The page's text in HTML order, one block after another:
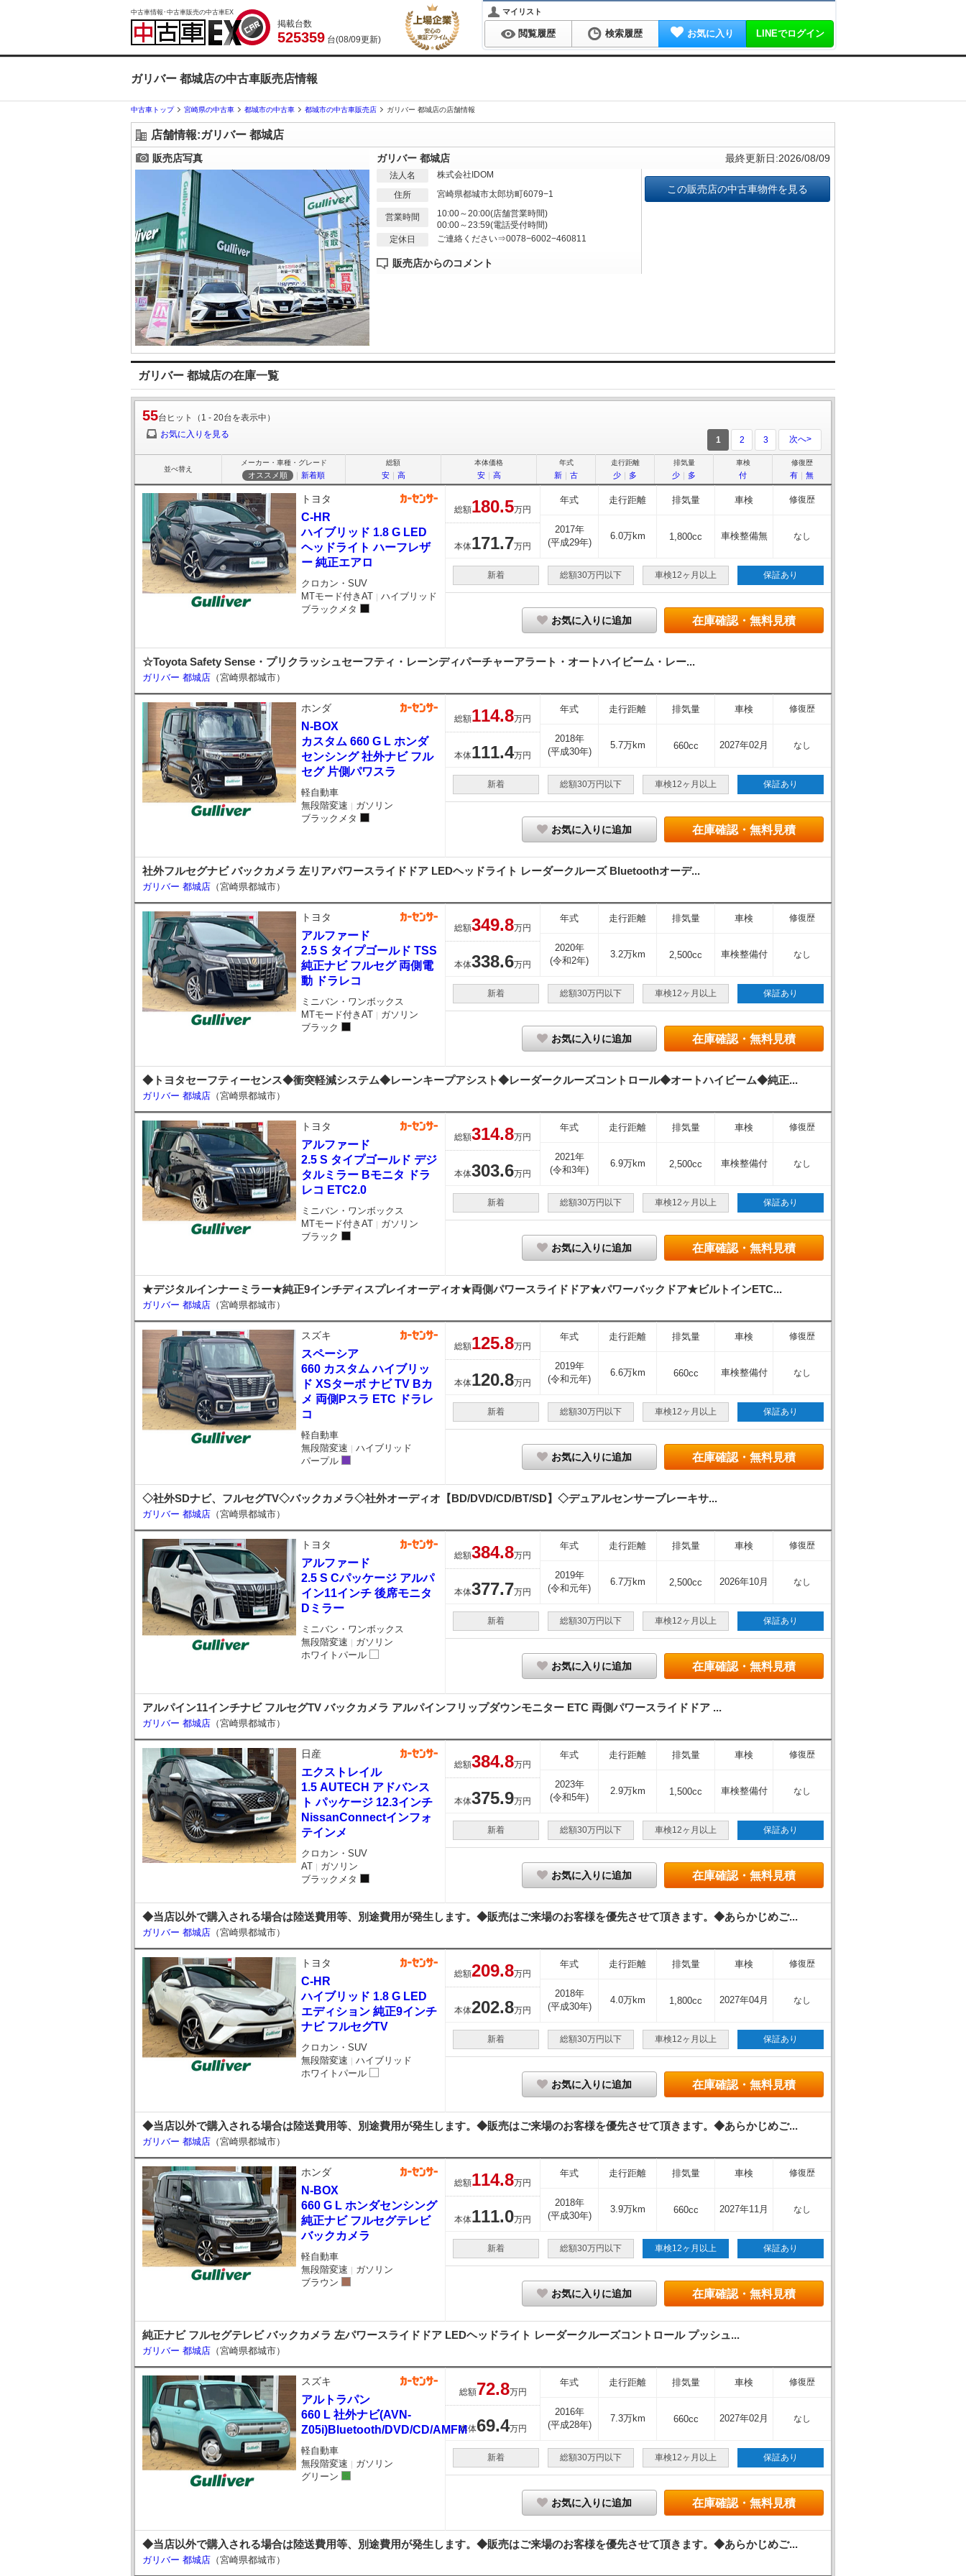
中古車情報･中古車販売の中古車EX
掲載台数
525359 台(08/09更新)
マイリスト
閲覧履歴 検索履歴 お気に入り LINEでログイン
ガリバー 都城店の中古車販売店情報
中古車トップ 宮崎県の中古車 都城市の中古車 都城市の中古車販売店 ガリバー 都城店の店舗情報
店舗情報:ガリバー 都城店
販売店写真 ガリバー 都城店
法人名
株式会社IDOM
住所
宮崎県都城市太郎坊町6079−1
営業時間
10:00～20:00(店舗営業時間)
00:00～23:59(電話受付時間)
定休日
ご連絡ください⇒0078−6002−460811
販売店からのコメント
最終更新日:2026/08/09
この販売店の中古車物件を見る
ガリバー 都城店の在庫一覧
55台ヒット（1 - 20台を表示中）
お気に入りを見る
1 2 3 次へ>
並べ替え
メーカー・車種・グレード
オススメ順 ｜ 新着順
総額
安｜ 高
本体価格
安｜ 高
年式
新 ｜ 古
走行距離
少 ｜ 多
排気量
少 ｜ 多
車検
付
修復歴
有 ｜ 無
トヨタ
C-HR
ハイブリッド 1.8 G LED
ヘッドライト ハーフレザ
ー 純正エアロ
クロカン・SUV
MTモード付きAT ｜ ハイブリッド
ブラックメタ
総額180.5万円
本体171.7万円
年式 走行距離 排気量 車検 修復歴
2017年
(平成29年)
6.0万km 1,800cc 車検整備無 なし
新着 総額30万円以下 車検12ヶ月以上 保証あり
在庫確認・無料見積
お気に入りに追加
☆Toyota Safety Sense・プリクラッシュセーフティ・レーンディパーチャーアラート・オートハイビーム・レー...
ガリバー 都城店 （宮崎県都城市）
ホンダ
N-BOX
カスタム 660 G L ホンダ
センシング 社外ナビ フル
セグ 片側パワスラ
軽自動車
無段階変速 ｜ ガソリン
ブラックメタ
総額114.8万円
本体111.4万円
年式 走行距離 排気量 車検 修復歴
2018年
(平成30年)
5.7万km 660cc 2027年02月 なし
新着 総額30万円以下 車検12ヶ月以上 保証あり
在庫確認・無料見積
お気に入りに追加
社外フルセグナビ バックカメラ 左リアパワースライドドア LEDヘッドライト レーダークルーズ Bluetoothオーデ...
ガリバー 都城店 （宮崎県都城市）
トヨタ
アルファード
2.5 S タイプゴールド TSS
純正ナビ フルセグ 両側電
動 ドラレコ
ミニバン・ワンボックス
MTモード付きAT ｜ ガソリン
ブラック
総額349.8万円
本体338.6万円
年式 走行距離 排気量 車検 修復歴
2020年
(令和2年)
3.2万km 2,500cc 車検整備付 なし
新着 総額30万円以下 車検12ヶ月以上 保証あり
在庫確認・無料見積
お気に入りに追加
◆トヨタセーフティーセンス◆衝突軽減システム◆レーンキープアシスト◆レーダークルーズコントロール◆オートハイビーム◆純正...
ガリバー 都城店 （宮崎県都城市）
トヨタ
アルファード
2.5 S タイプゴールド デジ
タルミラー Bモニタ ドラ
レコ ETC2.0
ミニバン・ワンボックス
MTモード付きAT ｜ ガソリン
ブラック
総額314.8万円
本体303.6万円
年式 走行距離 排気量 車検 修復歴
2021年
(令和3年)
6.9万km 2,500cc 車検整備付 なし
新着 総額30万円以下 車検12ヶ月以上 保証あり
在庫確認・無料見積
お気に入りに追加
★デジタルインナーミラー★純正9インチディスプレイオーディオ★両側パワースライドドア★パワーバックドア★ビルトインETC...
ガリバー 都城店 （宮崎県都城市）
スズキ
スペーシア
660 カスタム ハイブリッ
ド XSターボ ナビ TV Bカ
メ 両側Pスラ ETC ドラレ
コ
軽自動車
無段階変速 ｜ ハイブリッド
パープル
総額125.8万円
本体120.8万円
年式 走行距離 排気量 車検 修復歴
2019年
(令和元年)
6.6万km 660cc 車検整備付 なし
新着 総額30万円以下 車検12ヶ月以上 保証あり
在庫確認・無料見積
お気に入りに追加
◇社外SDナビ、フルセグTV◇バックカメラ◇社外オーディオ【BD/DVD/CD/BT/SD】◇デュアルセンサーブレーキサ...
ガリバー 都城店 （宮崎県都城市）
トヨタ
アルファード
2.5 S Cパッケージ アルパ
イン11インチ 後席モニタ
Dミラー
ミニバン・ワンボックス
無段階変速 ｜ ガソリン
ホワイトパール
総額384.8万円
本体377.7万円
年式 走行距離 排気量 車検 修復歴
2019年
(令和元年)
6.7万km 2,500cc 2026年10月 なし
新着 総額30万円以下 車検12ヶ月以上 保証あり
在庫確認・無料見積
お気に入りに追加
アルパイン11インチナビ フルセグTV バックカメラ アルパインフリップダウンモニター ETC 両側パワースライドドア ...
ガリバー 都城店 （宮崎県都城市）
日産
エクストレイル
1.5 AUTECH アドバンス
ト パッケージ 12.3インチ
NissanConnectインフォ
テインメ
クロカン・SUV
AT ｜ ガソリン
ブラックメタ
総額384.8万円
本体375.9万円
年式 走行距離 排気量 車検 修復歴
2023年
(令和5年)
2.9万km 1,500cc 車検整備付 なし
新着 総額30万円以下 車検12ヶ月以上 保証あり
在庫確認・無料見積
お気に入りに追加
◆当店以外で購入される場合は陸送費用等、別途費用が発生します。◆販売はご来場のお客様を優先させて頂きます。◆あらかじめご...
ガリバー 都城店 （宮崎県都城市）
トヨタ
C-HR
ハイブリッド 1.8 G LED
エディション 純正9インチ
ナビ フルセグTV
クロカン・SUV
無段階変速 ｜ ハイブリッド
ホワイトパール
総額209.8万円
本体202.8万円
年式 走行距離 排気量 車検 修復歴
2018年
(平成30年)
4.0万km 1,800cc 2027年04月 なし
新着 総額30万円以下 車検12ヶ月以上 保証あり
在庫確認・無料見積
お気に入りに追加
◆当店以外で購入される場合は陸送費用等、別途費用が発生します。◆販売はご来場のお客様を優先させて頂きます。◆あらかじめご...
ガリバー 都城店 （宮崎県都城市）
ホンダ
N-BOX
660 G L ホンダセンシング
純正ナビ フルセグテレビ
バックカメラ
軽自動車
無段階変速 ｜ ガソリン
ブラウン
総額114.8万円
本体111.0万円
年式 走行距離 排気量 車検 修復歴
2018年
(平成30年)
3.9万km 660cc 2027年11月 なし
新着 総額30万円以下 車検12ヶ月以上 保証あり
在庫確認・無料見積
お気に入りに追加
純正ナビ フルセグテレビ バックカメラ 左パワースライドドア LEDヘッドライト レーダークルーズコントロール プッシュ...
ガリバー 都城店 （宮崎県都城市）
スズキ
アルトラパン
660 L 社外ナビ(AVN-
Z05i)Bluetooth/DVD/CD/AMFM
軽自動車
無段階変速 ｜ ガソリン
グリーン
総額72.8万円
本体69.4万円
年式 走行距離 排気量 車検 修復歴
2016年
(平成28年)
7.3万km 660cc 2027年02月 なし
新着 総額30万円以下 車検12ヶ月以上 保証あり
在庫確認・無料見積
お気に入りに追加
◆当店以外で購入される場合は陸送費用等、別途費用が発生します。◆販売はご来場のお客様を優先させて頂きます。◆あらかじめご...
ガリバー 都城店 （宮崎県都城市）